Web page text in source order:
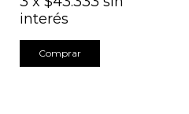
interés
Comprar